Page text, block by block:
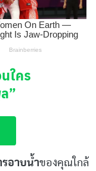
ใคร
”
รอาบน้ำของคุณใกล้